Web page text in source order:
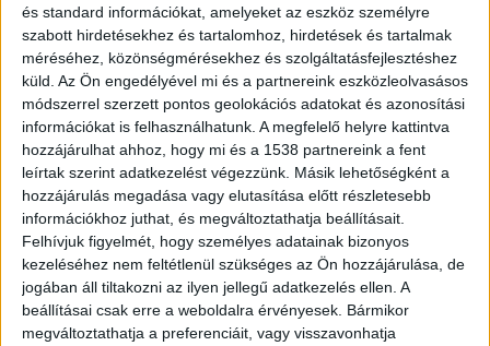
és standard információkat, amelyeket az eszköz személyre
szabott hirdetésekhez és tartalomhoz, hirdetések és tartalmak
méréséhez, közönségmérésekhez és szolgáltatásfejlesztéshez
küld. Az Ön engedélyével mi és a partnereink eszközleolvasásos
módszerrel szerzett pontos geolokációs adatokat és azonosítási
információkat is felhasználhatunk. A megfelelő helyre kattintva
hozzájárulhat ahhoz, hogy mi és a 1538 partnereink a fent
leírtak szerint adatkezelést végezzünk. Másik lehetőségként a
hozzájárulás megadása vagy elutasítása előtt részletesebb
információkhoz juthat, és megváltoztathatja beállításait.
Felhívjuk figyelmét, hogy személyes adatainak bizonyos
kezeléséhez nem feltétlenül szükséges az Ön hozzájárulása, de
jogában áll tiltakozni az ilyen jellegű adatkezelés ellen. A
beállításai csak erre a weboldalra érvényesek. Bármikor
megváltoztathatja a preferenciáit, vagy visszavonhatja
4000 szülő követelése
Forrnak az indulatok Gyömrőn.Hétfőn
lemondott a polgármester, csőd közelében van a
város, most pedig 4 ezer szülő követeli, hogy a
pesti agglomerációs település szélén felhúzott